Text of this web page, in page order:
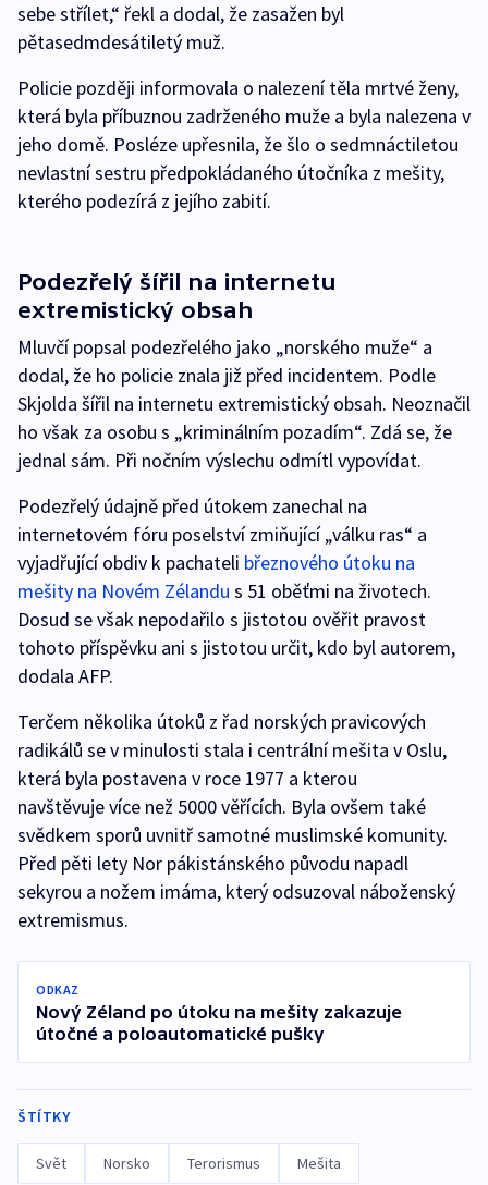
sebe střílet,“ řekl a dodal, že zasažen byl
pětasedmdesátiletý muž.
Policie později informovala o nalezení těla mrtvé ženy,
která byla příbuznou zadrženého muže a byla nalezena v
jeho domě. Posléze upřesnila, že šlo o sedmnáctiletou
nevlastní sestru předpokládaného útočníka z mešity,
kterého podezírá z jejího zabití.
Podezřelý šířil na internetu
extremistický obsah
Mluvčí popsal podezřelého jako „norského muže“ a
dodal, že ho policie znala již před incidentem. Podle
Skjolda šířil na internetu extremistický obsah. Neoznačil
ho však za osobu s „kriminálním pozadím“. Zdá se, že
jednal sám. Při nočním výslechu odmítl vypovídat.
Podezřelý údajně před útokem zanechal na
internetovém fóru poselství zmiňující „válku ras“ a
vyjadřující obdiv k pachateli březnového útoku na
mešity na Novém Zélandu s 51 oběťmi na životech.
Dosud se však nepodařilo s jistotou ověřit pravost
tohoto příspěvku ani s jistotou určit, kdo byl autorem,
dodala AFP.
Terčem několika útoků z řad norských pravicových
radikálů se v minulosti stala i centrální mešita v Oslu,
která byla postavena v roce 1977 a kterou
navštěvuje více než 5000 věřících. Byla ovšem také
svědkem sporů uvnitř samotné muslimské komunity.
Před pěti lety Nor pákistánského původu napadl
sekyrou a nožem imáma, který odsuzoval náboženský
extremismus.
ODKAZ
Nový Zéland po útoku na mešity zakazuje
útočné a poloautomatické pušky
ŠTÍTKY
Svět Norsko Terorismus Mešita